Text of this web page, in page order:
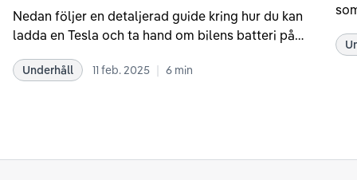
Nedan följer en detaljerad guide kring hur du kan
ladda en Tesla och ta hand om bilens batteri på
rekommendationer samt våra egna erfarenheter
Underhåll 11 feb. 2025 | 6 min
att